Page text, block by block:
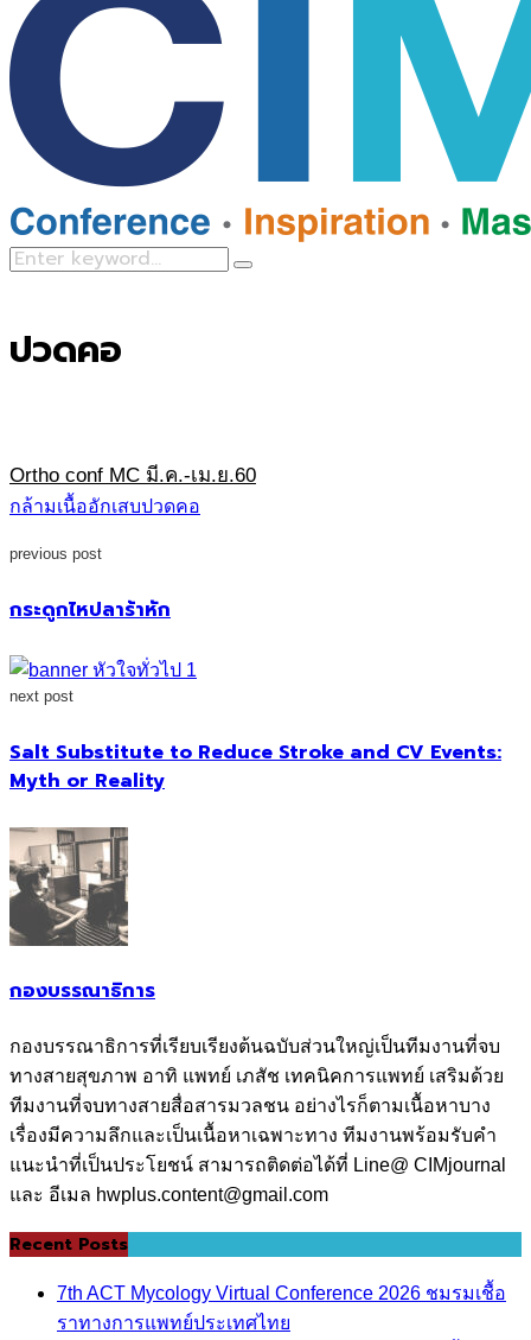
Search
for:
Search
ปวดคอ
Ortho conf MC มี.ค.-เม.ย.60
กล้ามเนื้ออักเสบปวดคอ
previous post
กระดูกไหปลาร้าหัก
next post
Salt Substitute to Reduce Stroke and CV Events:
Myth or Reality
กองบรรณาธิการ
กองบรรณาธิการที่เรียบเรียงต้นฉบับส่วนใหญ่เป็นทีมงานที่จบ
ทางสายสุขภาพ อาทิ แพทย์ เภสัช เทคนิคการแพทย์ เสริมด้วย
ทีมงานที่จบทางสายสื่อสารมวลชน อย่างไรก็ตามเนื้อหาบาง
เรื่องมีความลึกและเป็นเนื้อหาเฉพาะทาง ทีมงานพร้อมรับคำ
แนะนำที่เป็นประโยชน์ สามารถติดต่อได้ที่ Line@ CIMjournal
และ อีเมล hwplus.content@gmail.com
Recent Posts
7th ACT Mycology Virtual Conference 2026 ชมรมเชื้อ
ราทางการแพทย์ประเทศไทย